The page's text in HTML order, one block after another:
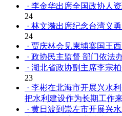
· 李金华出席全国政协人
24
· 林文漪出席纪念台湾义
24
· 贾庆林会见柬埔寨国王
· 政协民主监督 部门依法
· 湖北省政协副主席李宗
23
· 李彬在北海市开展兴水
把水利建设作为长期工作
· 黄日波到崇左市开展兴